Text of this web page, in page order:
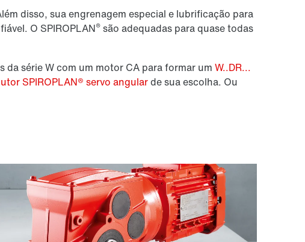
disso, sua engrenagem especial e lubrificação para
O SPIROPLAN® são adequadas para quase todas
série W com um motor CA para formar um W..DR...
SPIROPLAN® servo angularde sua escolha. Ou